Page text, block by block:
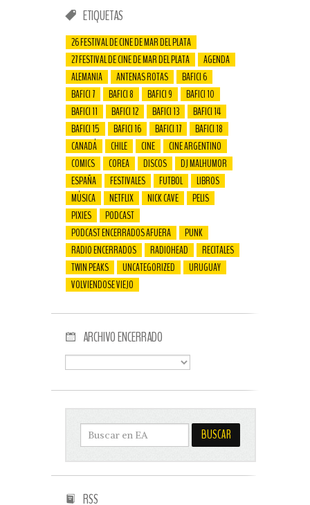
ETIQUETAS
26 FESTIVAL DE CINE DE MAR DEL PLATA
27 FESTIVAL DE CINE DE MAR DEL PLATA
AGENDA
ALEMANIA
ANTENAS ROTAS
BAFICI 6
BAFICI 7
BAFICI 8 BAFICI 9
BAFICI 10
BAFICI 11
BAFICI 12 BAFICI 13
BAFICI 14
BAFICI 15
BAFICI 16 BAFICI 17
BAFICI 18
CANADÁ
CHILE CINE
CINE ARGENTINO
COMICS
COREA DISCOS
DJ MALHUMOR
ESPAÑA
FESTIVALES FUTBOL
LIBROS
MÚSICA
NETFLIX NICK CAVE
PELIS
PIXIES
PODCAST
PODCAST ENCERRADOS AFUERA
PUNK
RADIO ENCERRADOS
RADIOHEAD
RECITALES
TWIN PEAKS
UNCATEGORIZED
URUGUAY
VOLVIENDOSE VIEJO
ARCHIVO ENCERRADO
RSS